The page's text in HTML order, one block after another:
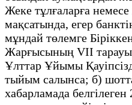
Жеке тұлғаларға
мақсатында, егер
мұндай төлемге
Жарғысының VII
Ұлттар Ұйымы
тыйым салынса; б)
хабарламада